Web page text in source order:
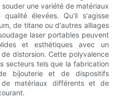
une variété de matériaux
élevées. Qu'il s'agisse
de titane ou d'autres alliages
laser portables peuvent
et esthétiques avec un
distorsion. Cette polyvalence
secteurs tels que la fabrication
bijouterie et de dispositifs
matériaux différents et de